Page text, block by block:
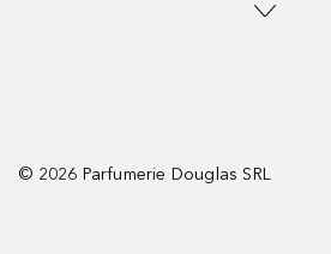
© 2026 Parfumerie Douglas SRL